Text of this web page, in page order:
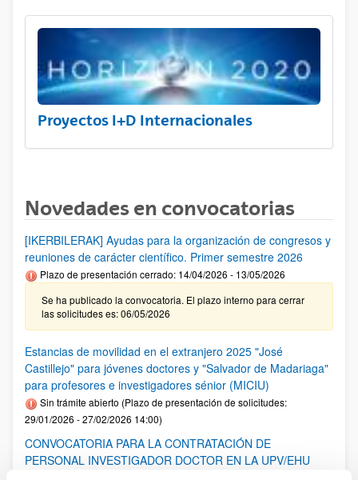
Proyectos I+D Internacionales
Novedades en convocatorias
[IKERBILERAK] Ayudas para la organización de congresos y
reuniones de carácter científico. Primer semestre 2026
Plazo de presentación cerrado: 14/04/2026 - 13/05/2026
Se ha publicado la convocatoria. El plazo interno para cerrar
las solicitudes es: 06/05/2026
Estancias de movilidad en el extranjero 2025 "José
Castillejo" para jóvenes doctores y "Salvador de Madariaga"
para profesores e investigadores sénior (MICIU)
Sin trámite abierto (Plazo de presentación de solicitudes:
29/01/2026 - 27/02/2026 14:00)
CONVOCATORIA PARA LA CONTRATACIÓN DE
PERSONAL INVESTIGADOR DOCTOR EN LA UPV/EHU